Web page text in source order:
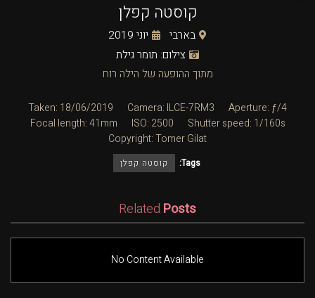
קוסטה קפלן
בארבי
יוני 2019
צילום: תומר גילת
מתוך ההופעה של הילה רוח
Taken: 18/06/2019 Camera: ILCE-7RM3
Aperture: ƒ/4
Focal length: 41mm
ISO: 2500
Shutter speed: 1/160s
Copyright: Tomer Gilat
Tags: קוסטה קפלן
Related Posts
No Content Available